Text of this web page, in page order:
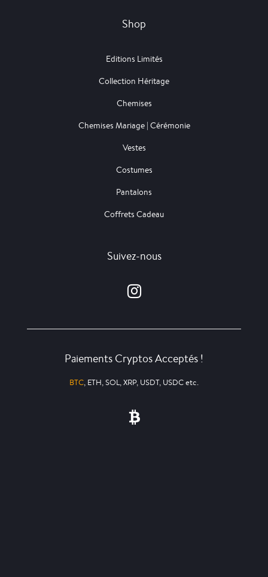
Shop
Editions Limités
Collection Héritage
Chemises
Chemises Mariage | Cérémonie
Vestes
Costumes
Pantalons
Coffrets Cadeau
Suivez-nous
Paiements Cryptos Acceptés !
BTC, ETH, SOL, XRP, USDT, USDC etc.